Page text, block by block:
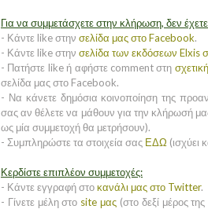
Για να συμμετάσχετε στην κλήρωση, δεν
- Κάντε like στην σελίδα μας στο Facebook.
- Κάντε like στην σελίδα των εκδόσεων Elxis
- Πατήστε like ή αφήστε comment στη
σελίδα μας στο Facebook.
- Να κάνετε δημόσια κοινοποίηση της
σας αν θέλετε να μάθουν για την κλήρωσή
ως μία συμμετοχή θα μετρήσουν).
- Συμπληρώστε τα στοιχεία σας ΕΔΩ (ισχύει
Κερδίστε επιπλέον συμμετοχές:
- Κάντε εγγραφή στοκανάλι μας στο Twitter.
- Γίνετε μέλη στο site μας (στο δεξί μέρος